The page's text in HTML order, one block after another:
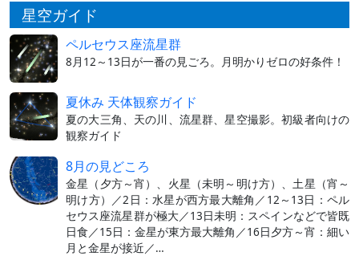
星空ガイド
ペルセウス座流星群
8月12～13日が一番の見ごろ。月明かりゼロの好条件！
夏休み 天体観察ガイド
夏の大三角、天の川、流星群、星空撮影。初級者向けの
観察ガイド
8月の見どころ
金星（夕方～宵）、火星（未明～明け方）、土星（宵～
明け方）／2日：水星が西方最大離角／12～13日：ペル
セウス座流星群が極大／13日未明：スペインなどで皆既
日食／15日：金星が東方最大離角／16日夕方～宵：細い
月と金星が接近／…